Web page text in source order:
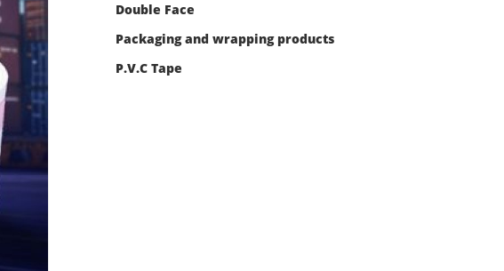
Double Face
Packaging and wrapping products
P.V.C Tape